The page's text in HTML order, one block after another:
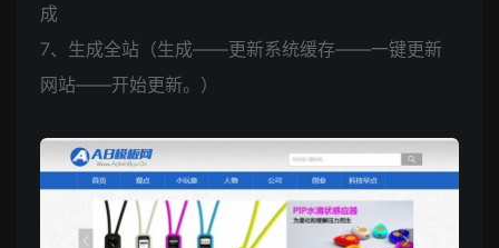
成
7、生成全站（生成——更新系统缓存——一键更新
网站——开始更新。）